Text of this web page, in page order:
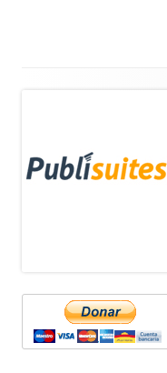
lateral
principal